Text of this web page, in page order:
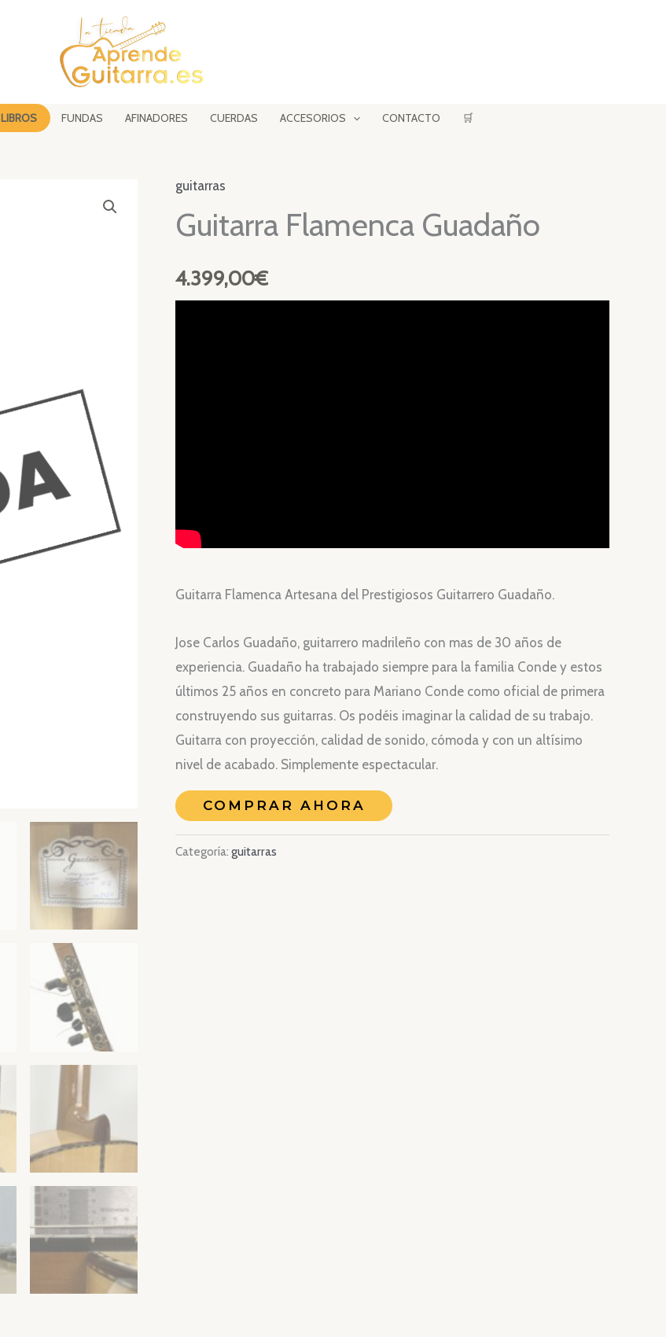
LIBROS FUNDAS AFINADORES CUERDAS ACCESORIOS CONTACTO 🛒
guitarras
Guitarra Flamenca Guadaño
4.399,00€
Guitarra Flamenca Artesana del Prestigiosos Guitarrero Guadaño.
Jose Carlos Guadaño, guitarrero madrileño con mas de 30 años de
experiencia. Guadaño ha trabajado siempre para la familia Conde y estos
últimos 25 años en concreto para Mariano Conde como oficial de primera
construyendo sus guitarras. Os podéis imaginar la calidad de su trabajo.
Guitarra con proyección, calidad de sonido, cómoda y con un altísimo
nivel de acabado. Simplemente espectacular.
COMPRAR AHORA
Categoría: guitarras